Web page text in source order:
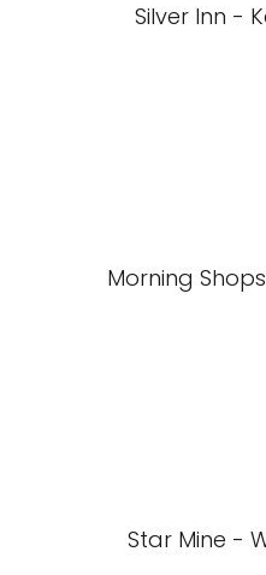
Silver Inn -
Morning
Star Mine -